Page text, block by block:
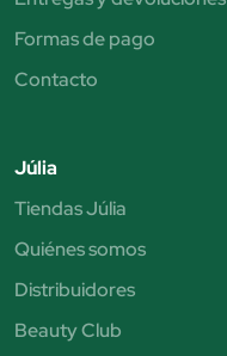
Formas de pago
Contacto
Júlia
Tiendas Júlia
Quiénes somos
Distribuidores
Beauty Club